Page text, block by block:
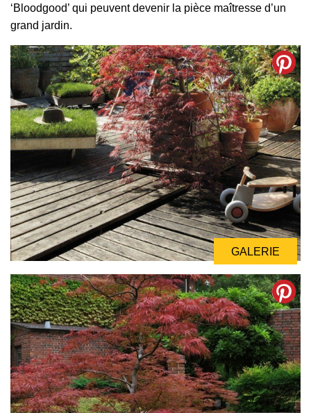
‘Bloodgood’ qui peuvent devenir la pièce maîtresse d’un
grand jardin.
GALERIE